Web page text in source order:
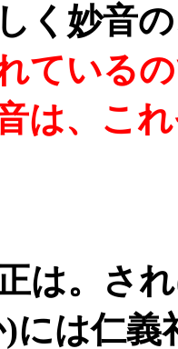
く妙音
ている
は、こ
は。さ
には仁